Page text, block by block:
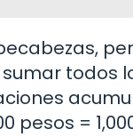
todos
pesos =